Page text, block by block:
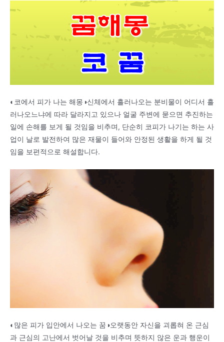
◐코에서 피가 나는 해몽◑신체에서 흘러나오는 분비물이 어디서 흘
러나오느냐에 따라 달라지고 있으나 얼굴 주변에 묻으면 추진하는
일에 손해를 보게 될 것임을 비추며, 단순히 코피가 나기는 하는 사
업이 날로 발전하여 많은 재물이 들어와 안정된 생활을 하게 될 것
임을 보편적으로 해설합니다.
◐많은 피가 입안에서 나오는 꿈◑오랫동안 자신을 괴롭혀 온 근심
과 근심의 고난에서 벗어날 것을 비추며 뜻하지 않은 운과 행운이